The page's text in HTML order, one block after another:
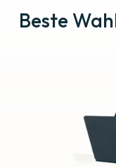
Beste